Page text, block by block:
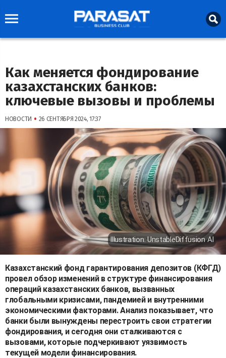
Как меняется фондирование
казахстанских банков:
ключевые вызовы и проблемы
НОВОСТИ • 26 СЕНТЯБРЯ 2024, 17:37
Illustration: UnstableDiffusion AI
Казахстанский фонд гарантирования депозитов (КФГД)
провел обзор изменений в структуре финансирования
операций казахстанских банков, вызванных
глобальными кризисами, пандемией и внутренними
экономическими факторами. Анализ показывает, что
банки были вынуждены перестроить свои стратегии
фондирования, и сегодня они сталкиваются с
вызовами, которые подчеркивают уязвимость
текущей модели финансирования.